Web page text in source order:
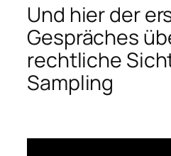
Und hier der
Gespräches
rechtliche
Sampling